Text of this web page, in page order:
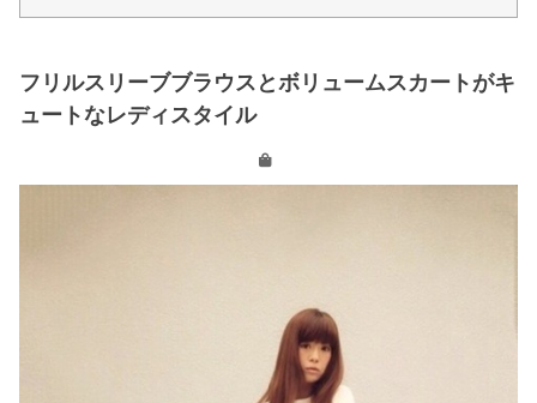
フリルスリーブブラウスとボリュームスカートがキ
ュートなレディスタイル